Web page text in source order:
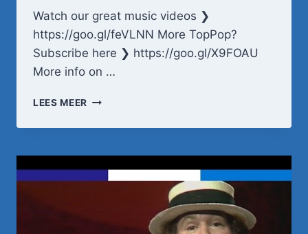
Watch our great music videos ❯
https://goo.gl/feVLNN More TopPop?
Subscribe here ❯ https://goo.gl/X9FOAU
More info on …
LEES MEER NICO
–
TONKIE
PIANISSIE